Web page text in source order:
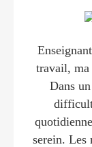
travail, ma
Dans
serein. Les